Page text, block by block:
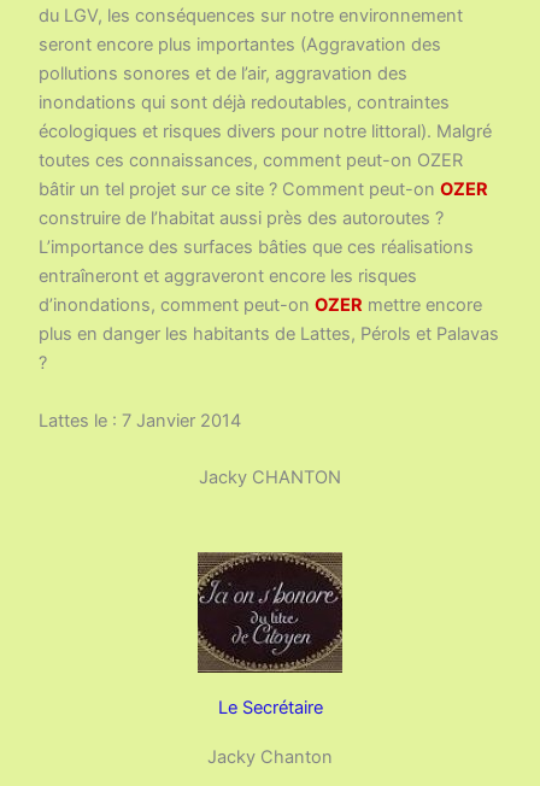
du LGV, les conséquences sur notre environnement
seront encore plus importantes (Aggravation des
pollutions sonores et de l’air, aggravation des
inondations qui sont déjà redoutables, contraintes
écologiques et risques divers pour notre littoral). Malgré
toutes ces connaissances, comment peut-on OZER
bâtir un tel projet sur ce site ? Comment peut-onOZER
construire de l’habitat aussi près des autoroutes ?
L’importance des surfaces bâties que ces réalisations
entraîneront et aggraveront encore les risques
d’inondations, comment peut-onOZER mettre encore
plus en danger les habitants de Lattes, Pérols et Palavas
?
Lattes le : 7 Janvier 2014
Jacky CHANTON
Le Secrétaire
Jacky Chanton